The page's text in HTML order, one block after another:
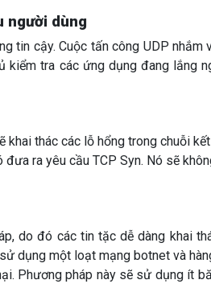
người dùng
tin cậy. Cuộc tấn công UDP nhắm
kiểm tra các ứng dụng đang lắng
thác các lỗ hổng trong chuỗi
ra yêu cầu TCP Syn. Nó sẽ
do đó các tin tặc dễ dàng khai
dụng một loạt mạng botnet và
Phương pháp này sẽ sử dụng ít